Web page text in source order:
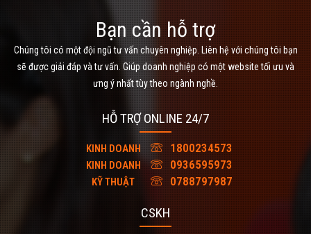
Bạn cần hỗ trợ
Chúng tôi có một đội ngũ tư vấn chuyên nghiệp. Liên hệ với chúng tôi bạn
sẽ được giải đáp và tư vấn. Giúp doanh nghiệp có một website tối ưu và
ưng ý nhất tùy theo ngành nghề.
HỖ TRỢ ONLINE 24/7
KINH DOANH 1800234573
KINH DOANH 0936595973
KỸ THUẬT 0788797987
CSKH